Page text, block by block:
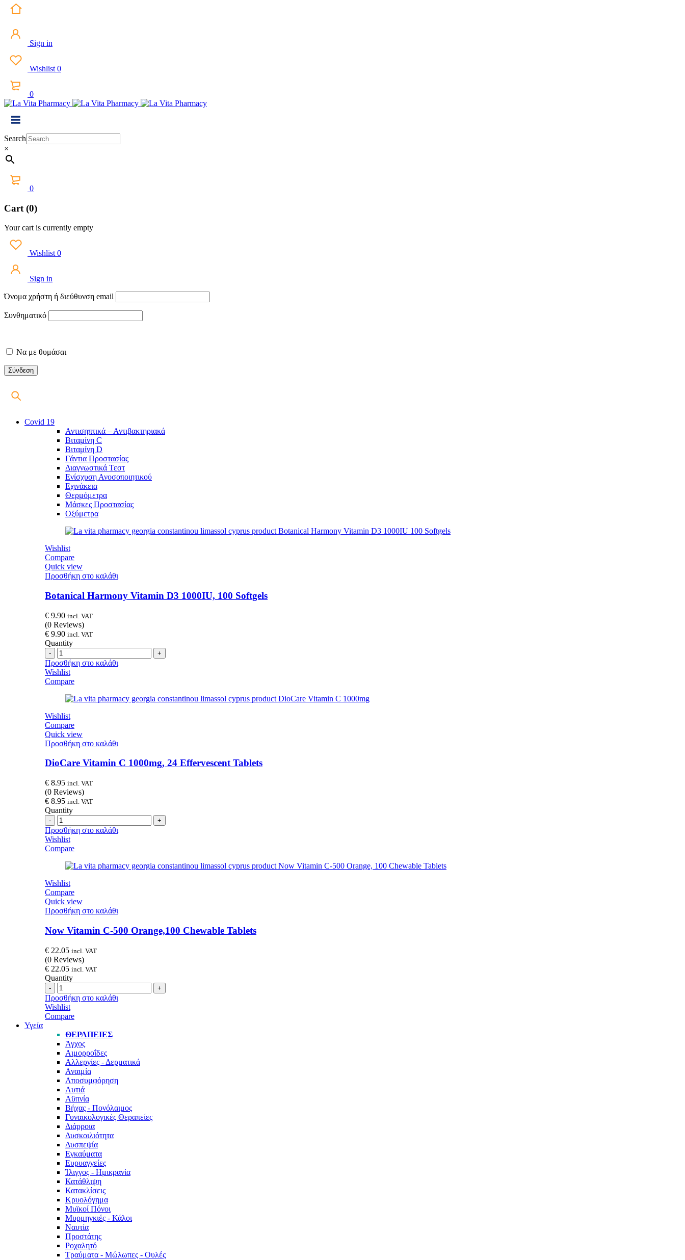
Sign in
Wishlist 0
0
Search
×
0
Cart (0)
Your cart is currently empty
Wishlist 0
Sign in
Όνομα χρήστη ή διεύθυνση email
Συνθηματικό
Να με θυμάσαι
Covid 19
Αντισηπτικά – Αντιβακτηριακά
Βιταμίνη C
Βιταμίνη D
Γάντια Προστασίας
Διαγνωστικά Τεστ
Ενίσχυση Ανοσοποιητικού
Εχινάκεια
Θερμόμετρα
Μάσκες Προστασίας
Οξύμετρα
Wishlist
Compare
Quick view
Προσθήκη στο καλάθι
Botanical Harmony Vitamin D3 1000IU, 100 Softgels
€ 9.90 incl. VAT
(0 Reviews)
€ 9.90 incl. VAT
Quantity
Quantity
Προσθήκη στο καλάθι
Wishlist
Compare
Wishlist
Compare
Quick view
Προσθήκη στο καλάθι
DioCare Vitamin C 1000mg, 24 Effervescent Tablets
€ 8.95 incl. VAT
(0 Reviews)
€ 8.95 incl. VAT
Quantity
Quantity
Προσθήκη στο καλάθι
Wishlist
Compare
Wishlist
Compare
Quick view
Προσθήκη στο καλάθι
Now Vitamin C-500 Orange,100 Chewable Tablets
€ 22.05 incl. VAT
(0 Reviews)
€ 22.05 incl. VAT
Quantity
Quantity
Προσθήκη στο καλάθι
Wishlist
Compare
Υγεία
ΘΕΡΑΠΕΊΕΣ
Άγχος
Αιμορροΐδες
Αλλεργίες - Δερματικά
Αναιμία
Αποσυμφόρηση
Αυτιά
Αϋπνία
Βήχας - Πονόλαιμος
Γυναικολογικές Θεραπείες
Διάρροια
Δυσκοιλιότητα
Δυσπεψία
Εγκαύματα
Ευρυαγγείες
Ίλιγγος - Ημικρανία
Κατάθλιψη
Κατακλίσεις
Κρυολόγημα
Μυϊκοί Πόνοι
Μυρμηγκιές - Κάλοι
Ναυτία
Προστάτης
Ροχαλητό
Τραύματα - Μώλωπες - Ουλές